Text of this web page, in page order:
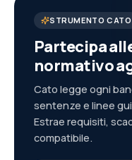
STRUMENTO CATO
Partecipa
normativo
Cato legge ogni
sentenze e linee
Estrae requisiti,
compatibile.